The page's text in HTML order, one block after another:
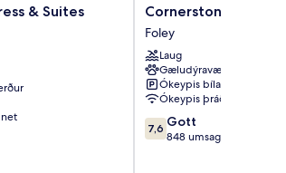
& Suites
Cornerstone
Lodge
of
Foley
Foley
Cornerstone Lodge
Foley
Laug
Gæludýravænt
Ókeypis bílastæði
Ókeypis þráðlaust net
7.6
af
7,6 Gott
848 umsagnir